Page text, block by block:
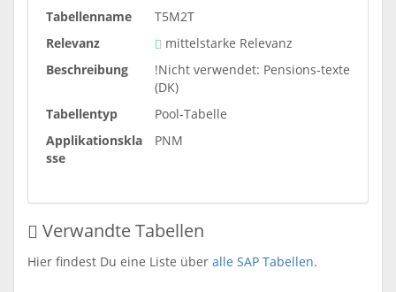
Tabellenname
T5M2T
Relevanz
mittelstarke Relevanz
Beschreibung
!Nicht verwendet: Pensions-texte
(DK)
Tabellentyp
Pool-Tabelle
Applikationskla
sse
PNM
Verwandte Tabellen
Hier findest Du eine Liste über alle SAP Tabellen.